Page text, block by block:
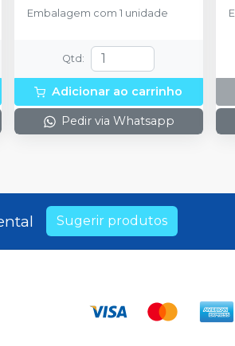
Embalagem com 1 unidade
Qtd :
Adicionar ao carrinho
Pedir via Whatsapp
Sugerir produtos